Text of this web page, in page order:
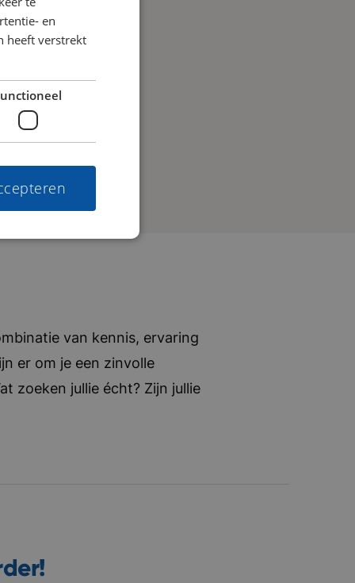
van kennis, ervaring
er om je een zinvolle
zoeken jullie écht? Zijn jullie
en
heeft verstrekt